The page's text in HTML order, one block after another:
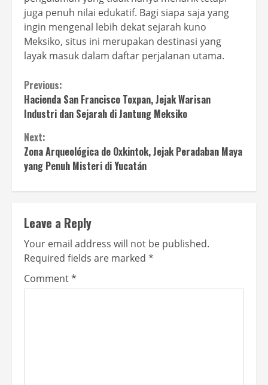
juga penuh nilai edukatif. Bagi siapa saja yang
ingin mengenal lebih dekat sejarah kuno
Meksiko, situs ini merupakan destinasi yang
layak masuk dalam daftar perjalanan utama.
Continue
Reading
Previous:
Hacienda San Francisco Toxpan, Jejak Warisan
Industri dan Sejarah di Jantung Meksiko
Next:
Zona Arqueológica de Oxkintok, Jejak Peradaban Maya
yang Penuh Misteri di Yucatán
Leave a Reply
Your email address will not be published.
Required fields are marked *
Comment*